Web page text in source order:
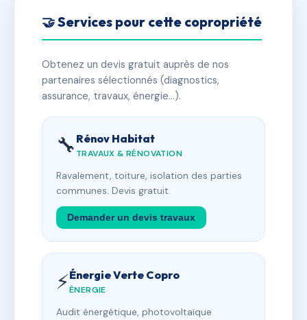
🤝 Services pour cette copropriété
Obtenez un devis gratuit auprès de nos
partenaires sélectionnés (diagnostics,
assurance, travaux, énergie…).
🔧 Rénov Habitat
TRAVAUX & RÉNOVATION
Ravalement, toiture, isolation des parties
communes. Devis gratuit.
Demander un devis travaux
⚡Énergie Verte Copro
ÉNERGIE
Audit énergétique, photovoltaïque